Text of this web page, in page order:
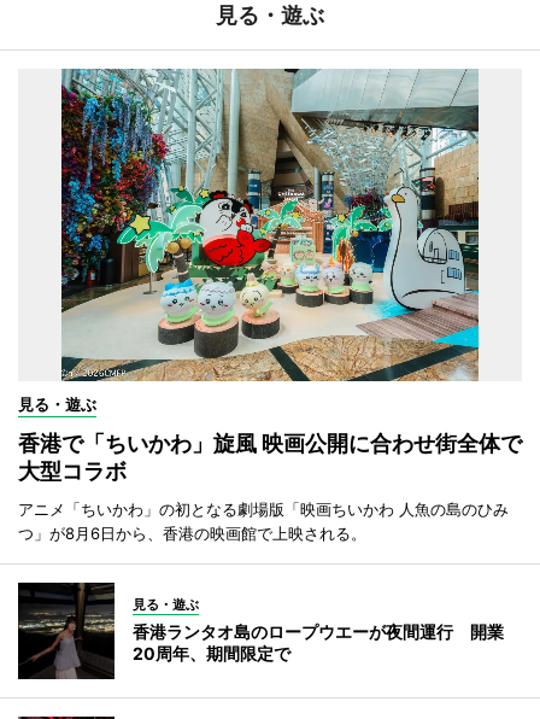
見る・遊ぶ
見る・遊ぶ
香港で「ちいかわ」旋風 映画公開に合わせ街全体で
大型コラボ
アニメ「ちいかわ」の初となる劇場版「映画ちいかわ 人魚の島のひみ
つ」が8月6日から、香港の映画館で上映される。
見る・遊ぶ
香港ランタオ島のロープウエーが夜間運行 開業
20周年、期間限定で